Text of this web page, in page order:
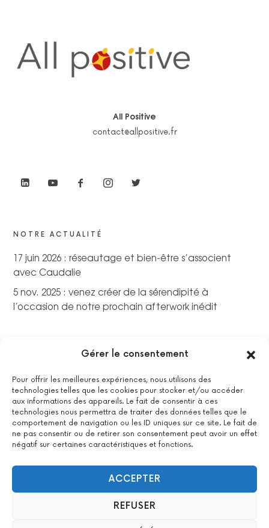
Gérer le consentement
Pour offrir les meilleures expériences, nous utilisons des
technologies telles que les cookies pour stocker et/ou accéder
aux informations des appareils. Le fait de consentir à ces
technologies nous permettra de traiter des données telles que le
comportement de navigation ou les ID uniques sur ce site. Le fait de
ne pas consentir ou de retirer son consentement peut avoir un effet
négatif sur certaines caractéristiques et fonctions.
ACCEPTER
REFUSER
All Positive
contact@allpositive.fr
NOTRE ACTUALITÉ
17 juin 2026 : réseautage et bien-être s’associent
avec Caudalie
5 nov. 2025 : venez créer de la sérendipité à
l’occasion de notre prochain afterwork inédit
La certification qualité a été délivrée au titre de la catégorie
suivante : actions de formations.Voir le certificat